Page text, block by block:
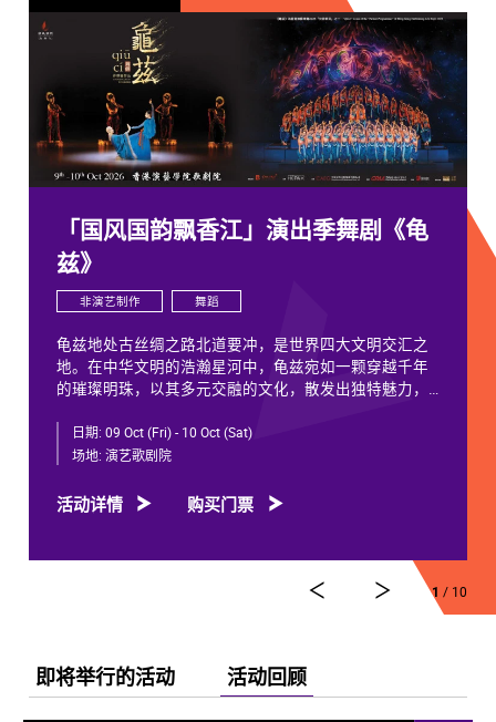
「国风国韵飘香江」演出季舞剧《龟
兹》
非演艺制作 舞蹈
龟兹地处古丝绸之路北道要冲，是世界四大文明交汇之
地。在中华文明的浩瀚星河中，龟兹宛如一颗穿越千年
的璀璨明珠，以其多元交融的文化，散发出独特魅力，
龟兹文化流淌着古往今来各族人民的印迹和血脉，从石
我、我中有你”，成为新疆历史文化的鲜活注脚，更是中
艺术的交融流变搬上舞台。
运，服装设计阳东霖，视觉总监王涵，编导李宏钧、魏
威、古力加娜提·沙塔尔、付阳雪，多媒体设计胡天骥，
日期: 09 Oct (Fri) - 10 Oct (Sat)
场地: 演艺歌剧院
活动详情 购买门票
1 / 10
即将举行的活动 活动回顾